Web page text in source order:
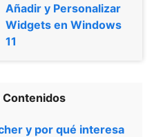
Añadir y Personalizar
Widgets en Windows
11
Contenidos
y por qué interesa